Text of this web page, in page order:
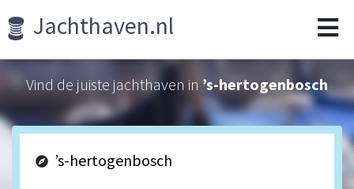
Jachthaven.nl
Vind de juiste jachthaven in ’s-hertogenbosch